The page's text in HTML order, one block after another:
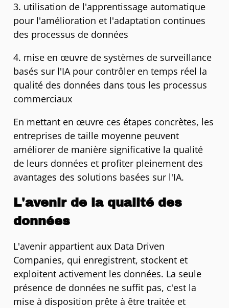
3. utilisation de l'apprentissage automatique
pour l'amélioration et l'adaptation continues
des processus de données
4. mise en œuvre de systèmes de surveillance
basés sur l'IA pour contrôler en temps réel la
qualité des données dans tous les processus
commerciaux
En mettant en œuvre ces étapes concrètes, les
entreprises de taille moyenne peuvent
améliorer de manière significative la qualité
de leurs données et profiter pleinement des
avantages des solutions basées sur l'IA.
L'avenir de la qualité des
données
L'avenir appartient aux Data Driven
Companies, qui enregistrent, stockent et
exploitent activement les données. La seule
présence de données ne suffit pas, c'est la
mise à disposition prête à être traitée et